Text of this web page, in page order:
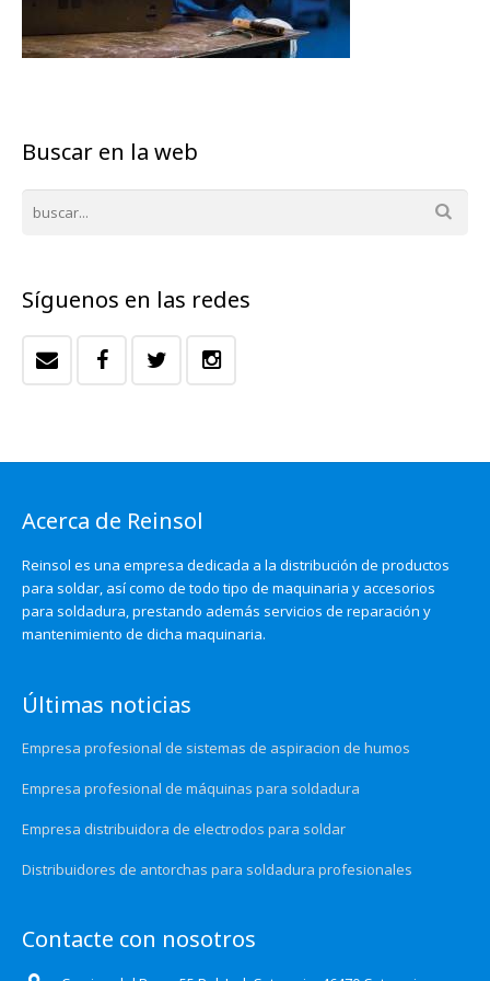
Buscar en la web
Síguenos en las redes
Acerca de Reinsol
Reinsol es una empresa dedicada a la distribución de productos
para soldar, así como de todo tipo de maquinaria y accesorios
para soldadura, prestando además servicios de reparación y
mantenimiento de dicha maquinaria.
Últimas noticias
Empresa profesional de sistemas de aspiracion de humos
Empresa profesional de máquinas para soldadura
Empresa distribuidora de electrodos para soldar
Distribuidores de antorchas para soldadura profesionales
Contacte con nosotros